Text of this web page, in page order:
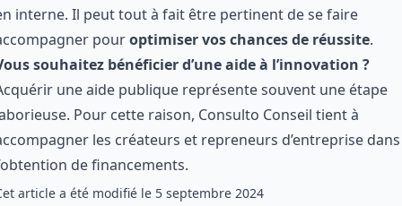
interne. Il peut tout à fait être pertinent de se faire
pouroptimiser vos chances de réussite.
souhaitez bénéficier d’une aide à l’innovation ?
une aide publique représente souvent une étape
Pour cette raison, Consulto Conseil tient à
les créateurs et repreneurs d’entreprisedans
de financements.
article a été modifié le 5 septembre 2024